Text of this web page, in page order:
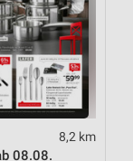
8,2 km
08.08.